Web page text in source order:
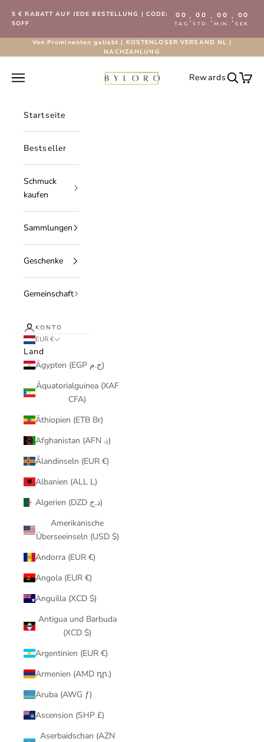
5 € RABATT AUF JEDE BESTELLUNG | CODE:
5OFF
00
TAG : 00
STD. : 00
MIN. : 00
SEK.
Von Prominenten geliebt | KOSTENLOSER VERSAND NL |
NACHZAHLUNG
Byloro.com
Navigationsmenü öffnen RewardsSuche
Startseite
Bestseller
Schmuck
kaufen
Sammlungen
Geschenke
Gemeinschaft
KONTO
EUR €
Land
Ägypten (EGP ج.م)
Äquatorialguinea (XAF
CFA)
Äthiopien (ETB Br)
Afghanistan (AFN ؋)
Ålandinseln (EUR €)
Albanien (ALL L)
Algerien (DZD د.ج)
Amerikanische
Überseeinseln (USD $)
Andorra (EUR €)
Angola (EUR €)
Anguilla (XCD $)
Antigua und Barbuda
(XCD $)
Argentinien (EUR €)
Armenien (AMD դր.)
Aruba (AWG ƒ)
Ascension (SHP £)
Aserbaidschan (AZN